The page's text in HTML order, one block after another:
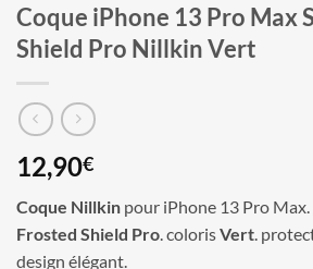
Coque iPhone 13 Pro Max
Shield Pro Nillkin Vert
12,90€
Coque Nillkin pour iPhone 13 Pro Max.
Frosted Shield Pro. colorisVert.
design élégant.